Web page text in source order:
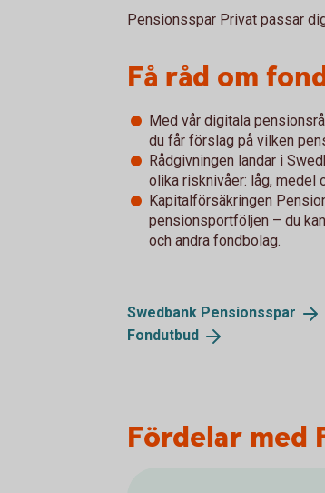
Pensionsspar Privat passar
Få råd om
Med vår digitala
du får förslag på vilken
Rådgivningen landar i
olika risknivåer: låg, medel
Kapitalförsäkringen
pensionsportföljen – du
och andra fondbolag.
Swedbank Pensionsspar
Fondutbud
Fördelar med